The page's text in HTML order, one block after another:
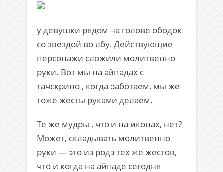
у девушки рядом на голове ободок
со звездой во лбу. Действующие
персонажи сложили молитвенно
руки. Вот мы на айпадах с
тачскрино , когда работаем, мы же
тоже жесты руками делаем.
Те же мудры , что и на иконах, нет?
Может, складывать молитвенно
руки — это из рода тех же жестов,
что и когда на айпаде сегодня